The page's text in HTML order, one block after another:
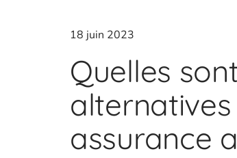
18 juin 2023
Quelles
assurance